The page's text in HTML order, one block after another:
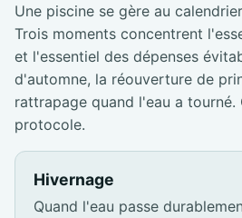
Une piscine se gère au
Trois moments concentrent
et l'essentiel des dépenses
d'automne, la réouverture de
rattrapage quand l'eau a tourné.
protocole.
Hivernage
Quand l'eau passe